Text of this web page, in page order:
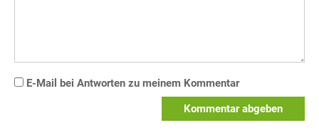
E-Mail bei Antworten zu meinem Kommentar
Kommentar abgeben